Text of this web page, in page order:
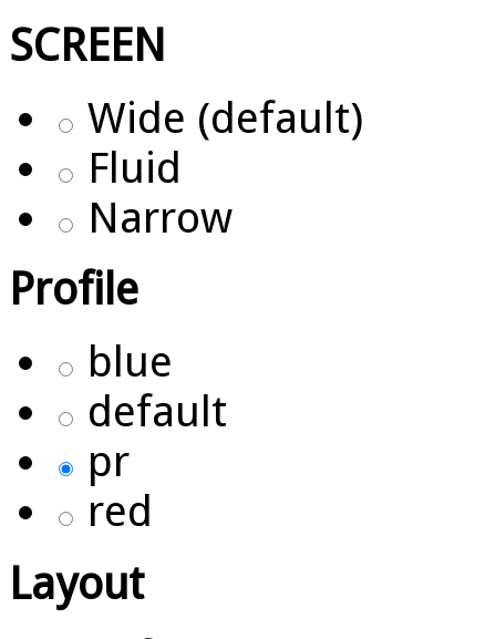
SCREEN
Wide (default)
Fluid
Narrow
Profile
blue
default
pr
red
Layout